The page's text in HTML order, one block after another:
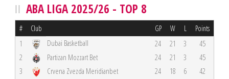
ABA LIGA 2025/26 - TOP 8
# Club GP W L Points
1 Dubai Basketball 24 21 3
45
2
Partizan Mozzart Bet 24 21 3
45
3
Crvena Zvezda Meridianbet 24 18 6
42